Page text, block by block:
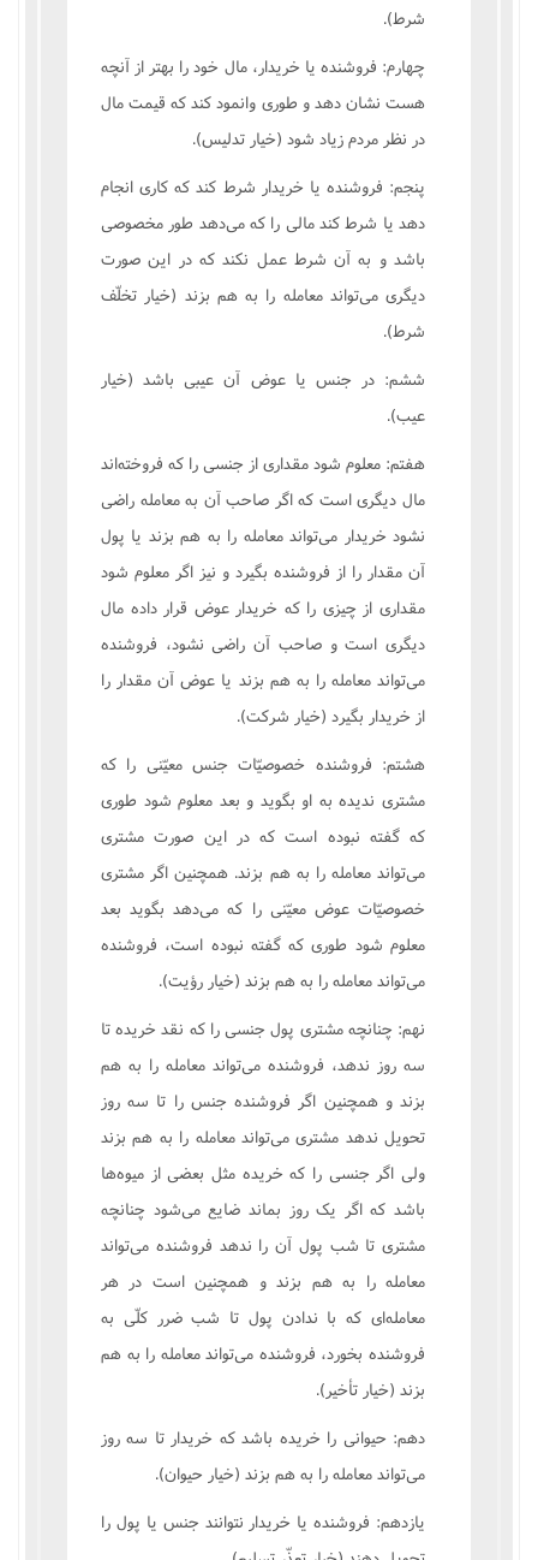
شرط).
چهارم: فروشنده يا خريدار، مال خود را بهتر از آنچه
هست نشان دهد و طورى وانمود کند که قيمت مال
در نظر مردم زياد شود (خيار تدليس).
پنجم: فروشنده يا خريدار شرط کند که کارى انجام
دهد يا شرط کند مالى را که مى‌دهد طور مخصوصى
باشد و به آن شرط عمل نکند که در اين صورت
ديگرى مى‌تواند معامله را به هم بزند (خيار تخلّف
شرط).
ششم: در جنس يا عوض آن عيبى باشد (خيار
عيب).
هفتم: معلوم شود مقدارى از جنسى را که فروخته‌اند
مال ديگرى است که اگر صاحب آن به معامله راضى
نشود خريدار مى‌تواند معامله را به هم بزند يا پول
آن مقدار را از فروشنده بگيرد و نيز اگر معلوم شود
مقدارى از چيزى را که خريدار عوض قرار داده مال
ديگرى است و صاحب آن راضى نشود، فروشنده
مى‌تواند معامله را به هم بزند يا عوض آن مقدار را
از خريدار بگيرد (خيار شرکت).
هشتم: فروشنده خصوصيّات جنس معيّنى را که
مشترى نديده به او بگويد و بعد معلوم شود طورى
که گفته نبوده است که در اين صورت مشترى
مى‌تواند معامله را به هم بزند. همچنين اگر مشترى
خصوصيّات عوض معيّنى را که مى‌دهد بگويد بعد
معلوم شود طورى که گفته نبوده است، فروشنده
مى‌تواند معامله را به هم بزند (خيار رؤيت).
نهم: چنانچه مشترى پول جنسى را که نقد خريده تا
سه روز ندهد، فروشنده مى‌تواند معامله را به هم
بزند و همچنين اگر فروشنده جنس را تا سه روز
تحويل ندهد مشترى مى‌تواند معامله را به هم بزند
ولى اگر جنسى را که خريده مثل بعضى از ميوه‌ها
باشد که اگر يک روز بماند ضايع مى‌شود چنانچه
مشترى تا شب پول آن را ندهد فروشنده مى‌تواند
معامله را به هم بزند و همچنين است در هر
معامله‌اى که با ندادن پول تا شب ضرر کلّى به
فروشنده بخورد، فروشنده مى‌تواند معامله را به هم
بزند (خيار تأخير).
دهم: حيوانى را خريده باشد که خريدار تا سه روز
مى‌تواند معامله را به هم بزند (خيار حيوان).
يازدهم: فروشنده يا خريدار نتوانند جنس يا پول را